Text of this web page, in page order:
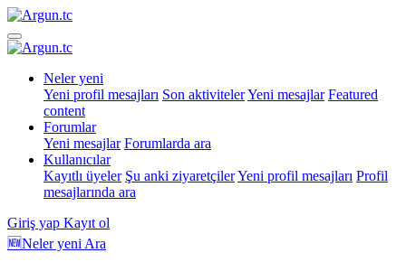
Neler yeni
Yeni profil mesajları Son aktivitelerYeni mesajlar Featured
content
Forumlar
Yeni mesajlar Forumlarda ara
Kullanıcılar
Kayıtlı üyeler Şu anki ziyaretçilerYeni profil mesajları Profil
mesajlarında ara
Giriş yap Kayıt ol
🆕Neler yeni Ara